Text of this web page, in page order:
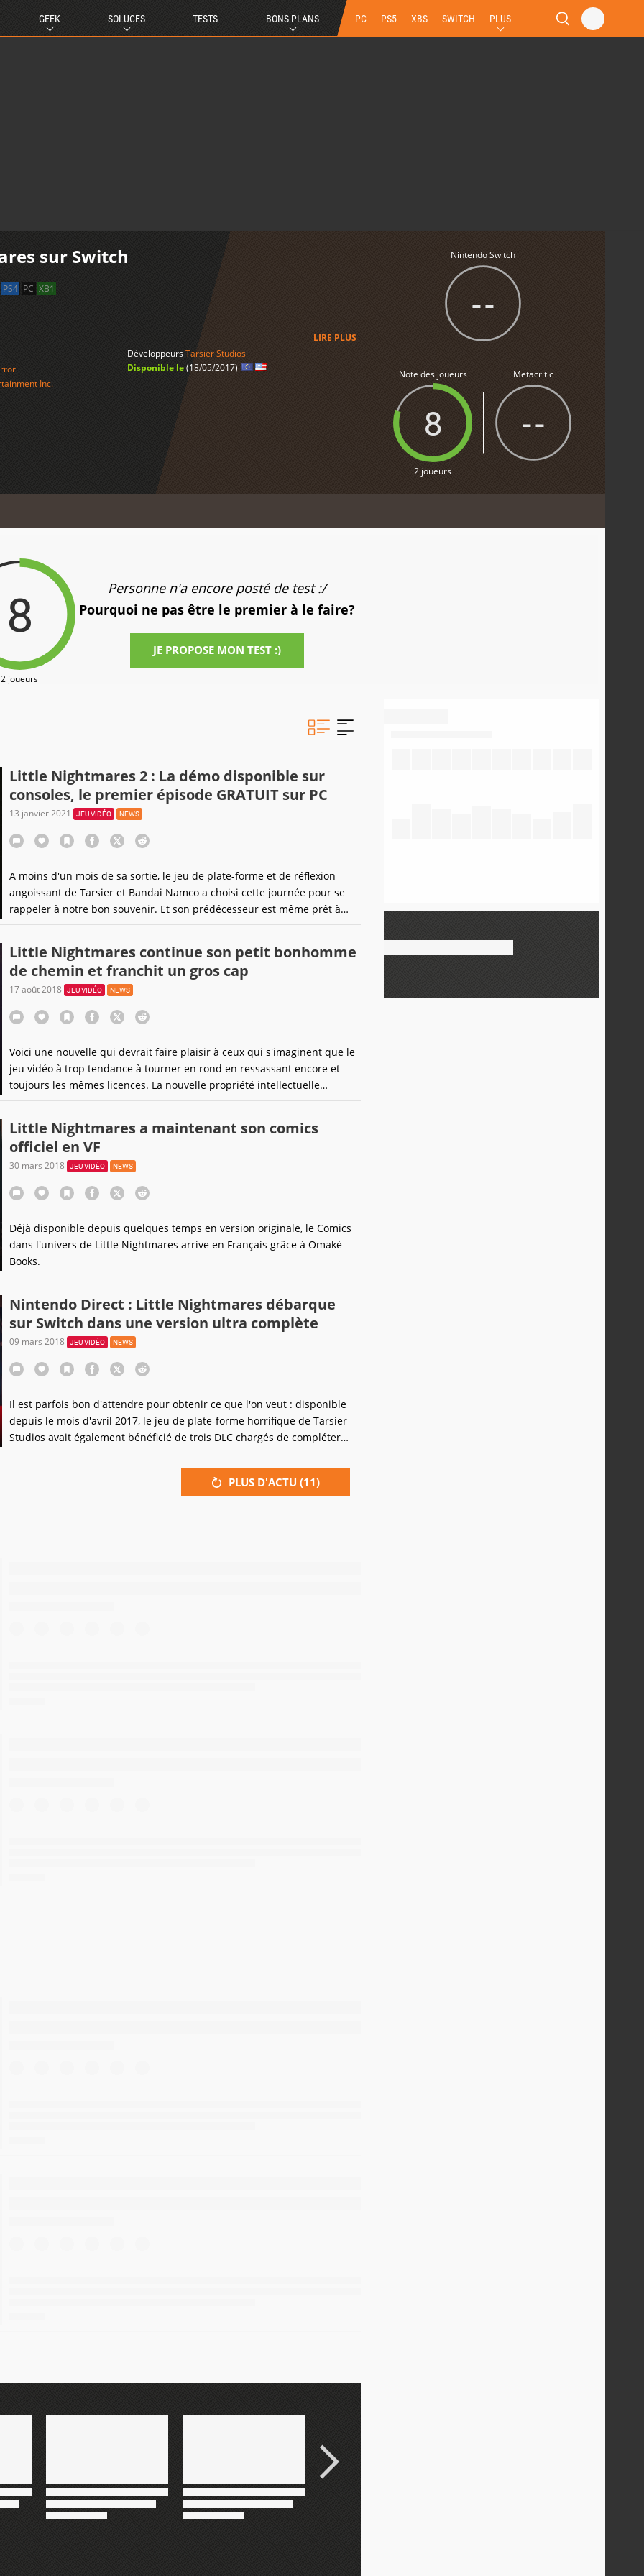
GEEK SOLUCES TESTS BONS PLANS PC PS5 XBS SWITCH PLUS
sur Switch
PS4 PC XB1
LIRE PLUS
Inc.
DéveloppeursTarsier Studios
Disponible le(18/05/2017)
Nintendo Switch
--
Note des joueurs
8
2 joueurs
Metacritic
--
8
2 joueurs
Personne n'a encore posté de test :/
Pourquoi ne pas être le premier à le faire?
JE PROPOSE MON TEST :)
Little Nightmares 2 : La démo disponible sur
consoles, le premier épisode GRATUIT sur PC
13 janvier 2021 JEU VIDÉO NEWS
A moins d'un mois de sa sortie, le jeu de plate-forme et de réflexion
angoissant de Tarsier et Bandai Namco a choisi cette journée pour se
rappeler à notre bon souvenir. Et son prédécesseur est même prêt à
vous prendre dans ses bras.
Little Nightmares continue son petit bonhomme
de chemin et franchit un gros cap
17 août 2018 JEU VIDÉO NEWS
Voici une nouvelle qui devrait faire plaisir à ceux qui s'imaginent que le
jeu vidéo à trop tendance à tourner en rond en ressassant encore et
toujours les mêmes licences. La nouvelle propriété intellectuelle
de Bandai Namco Little Nightmares nous prouve qu'il n'y a en la matière
Little Nightmares a maintenant son comics
officiel en VF
30 mars 2018 JEU VIDÉO NEWS
Déjà disponible depuis quelques temps en version originale, le Comics
dans l'univers de Little Nightmares arrive en Français grâce à Omaké
Books.
Nintendo Direct : Little Nightmares débarque
sur Switch dans une version ultra complète
09 mars 2018 JEU VIDÉO NEWS
Il est parfois bon d'attendre pour obtenir ce que l'on veut : disponible
depuis le mois d'avril 2017, le jeu de plate-forme horrifique de Tarsier
Studios avait également bénéficié de trois DLC chargés de compléter
l'aventure, dont le dernier vient d'ailleurs de sortir.
PLUS D'ACTU (11)